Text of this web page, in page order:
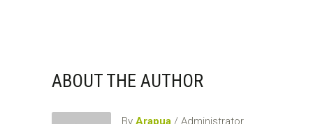
ABOUT THE AUTHOR
By Arapua / Administrator,